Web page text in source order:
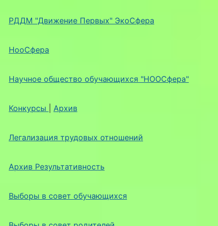
РДДМ "Движение Первых" ЭкоСфера
НооСфера
Научное общество обучающихся "НООСфера"
Конкурсы Архив
Легализация трудовых отношений
Архив Результативность
Выборы в совет обучающихся